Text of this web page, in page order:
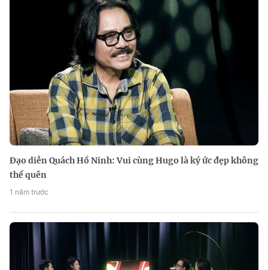
Đạo diễn Quách Hồ Ninh: Vui cùng Hugo là ký ức đẹp không
thể quên
1 năm trước